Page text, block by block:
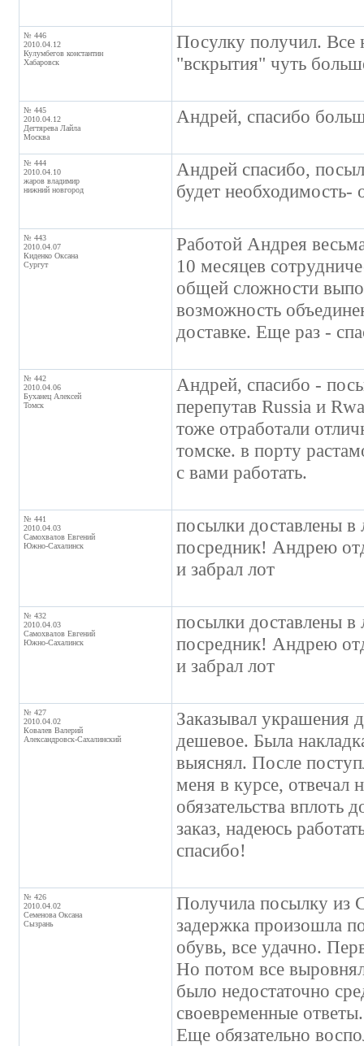
№ 446
2010.04.12
Кулумбегов константин
Хабаровск
Посулку получил. Все
"вскрытия" чуть
№ 445
2010.04.12
Дегтярева Лайла
Москва
Андрей, спасибо
№ 444
2010.04.10
жаров владимир
нижний новгород
Андрей спасибо,
будет необходимость-
№ 443
2010.04.07
Киденко Оксана
Сургут
Работой Андрея
10 месяцев
общей сложности
возможность
доставке. Еще раз -
№ 442
2010.04.06
Буханец Алексей
Томск
Андрей, спасибо -
перепутав Russia и
тоже отработали
томске. в порту
с вами работать.
№ 441
2010.04.03
Самохвалов Евгений
Южно-Сахалинск
посылки доставлены
посредник! Андрею
и забрал лот
№ 432
2010.04.03
Самохвалов Евгений
Южно-Сахалинск
посылки доставлены
посредник! Андрею
и забрал лот
№ 427
2010.04.02
Ковалев Валерий
Александровск-Сахалинский
Заказывал украшения
дешевое. Была
выяснял. После
меня в курсе, отвечал
обязательства
заказ, надеюсь
спасибо!
№ 426
2010.04.02
Семенова Оксана
Сызрань
Получила посылку
задержка произошла
обувь, все удачно.
Но потом все
было недостаточно
своевременные
Еще обязательно